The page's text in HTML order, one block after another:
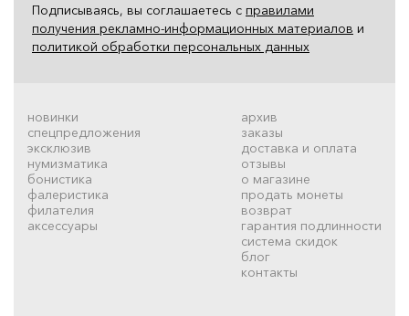
Подписываясь, вы соглашаетесь с правилами
получения рекламно-информационных материалов и
политикой обработки персональных данных
новинки
спецпредложения
эксклюзив
нумизматика
бонистика
фалеристика
филателия
аксессуары
архив
заказы
доставка и оплата
отзывы
о магазине
продать монеты
возврат
гарантия подлинности
система скидок
блог
контакты